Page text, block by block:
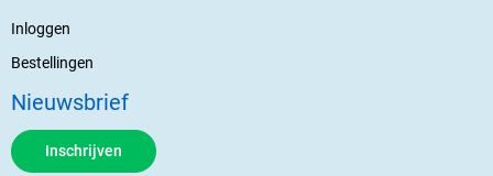
Inloggen
Bestellingen
Nieuwsbrief
Inschrijven